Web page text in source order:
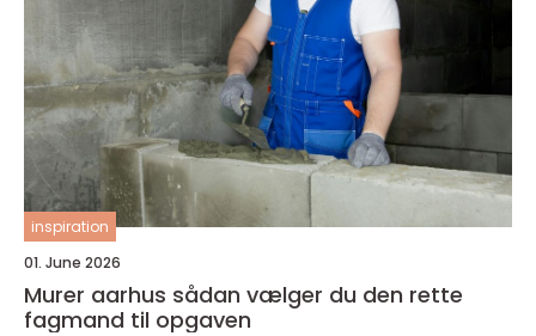
inspiration
01. June 2026
Murer aarhus sådan vælger du den rette
fagmand til opgaven